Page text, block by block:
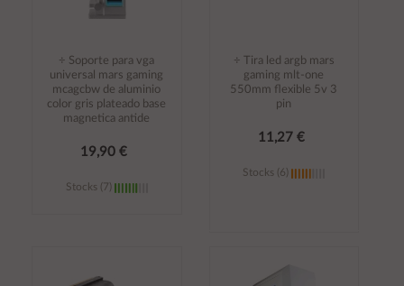
÷ Soporte para vga
universal mars gaming
mcagcbw de aluminio
color gris plateado base
magnetica antide
19,90 €
Stocks (7)
carrito
÷ Tira led argb mars
gaming mlt-one
550mm flexible 5v 3
pin
11,27 €
Stocks (6)
carrito